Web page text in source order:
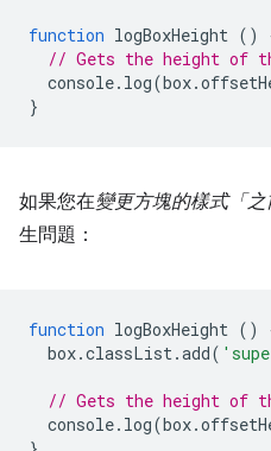
function logBoxHeight ()
// Gets the height of
console. log(box.
}
如果您在變更方塊的樣式「之
生問題：
function logBoxHeight ()
box.classList.add(
// Gets the height of
console. log(box.